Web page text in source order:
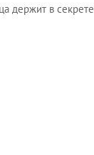
держит в секрете